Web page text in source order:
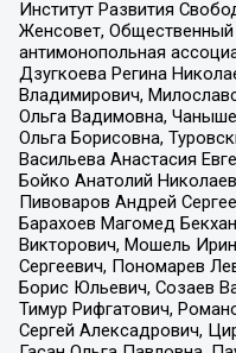
Институт Развития
Женсовет, Общественный
антимонопольная
Дзугкоева Регина
Владимирович,
Ольга Вадимовна,
Ольга Борисовна,
Васильева Анастасия
Бойко Анатолий
Пивоваров Андрей
Барахоев Магомед
Викторович, Мошель
Сергеевич, Пономарев
Борис Юльевич, Созаев
Тимур Рифгатович,
Сергей Алексадрович,